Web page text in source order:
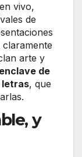
vivo,
de
arte y
de
letras, que
y